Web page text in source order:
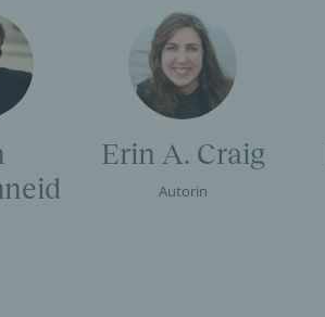
Erin A. Craig
Autorin